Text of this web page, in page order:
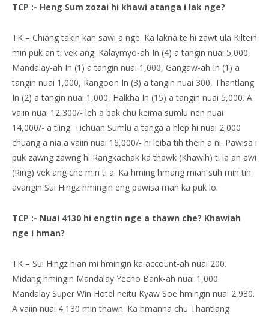
TCP :- Heng Sum zozai hi khawi atanga i lak nge?
TK – Chiang takin kan sawi a nge. Ka lakna te hi zawt ula Kiltein
min puk an ti vek ang. Kalaymyo-ah In (4) a tangin nuai 5,000,
Mandalay-ah In (1) a tangin nuai 1,000, Gangaw-ah In (1) a
tangin nuai 1,000, Rangoon In (3) a tangin nuai 300, Thantlang
In (2) a tangin nuai 1,000, Halkha In (15) a tangin nuai 5,000. A
vaiin nuai 12,300/- leh a bak chu keima sumlu nen nuai
14,000/- a tling. Tichuan Sumlu a tanga a hlep hi nuai 2,000
chuang a nia a vaiin nuai 16,000/- hi leiba tih theih a ni. Pawisa i
puk zawng zawng hi Rangkachak ka thawk (Khawih) ti la an awi
(Ring) vek ang che min ti a. Ka hming hmang miah suh min tih
avangin Sui Hingz hmingin eng pawisa mah ka puk lo.
TCP :- Nuai 4130 hi engtin nge a thawn che? Khawiah
nge i hman?
TK – Sui Hingz hian mi hmingin ka account-ah nuai 200.
Midang hmingin Mandalay Yecho Bank-ah nuai 1,000.
Mandalay Super Win Hotel neitu Kyaw Soe hmingin nuai 2,930.
A vaiin nuai 4,130 min thawn. Ka hmanna chu Thantlang